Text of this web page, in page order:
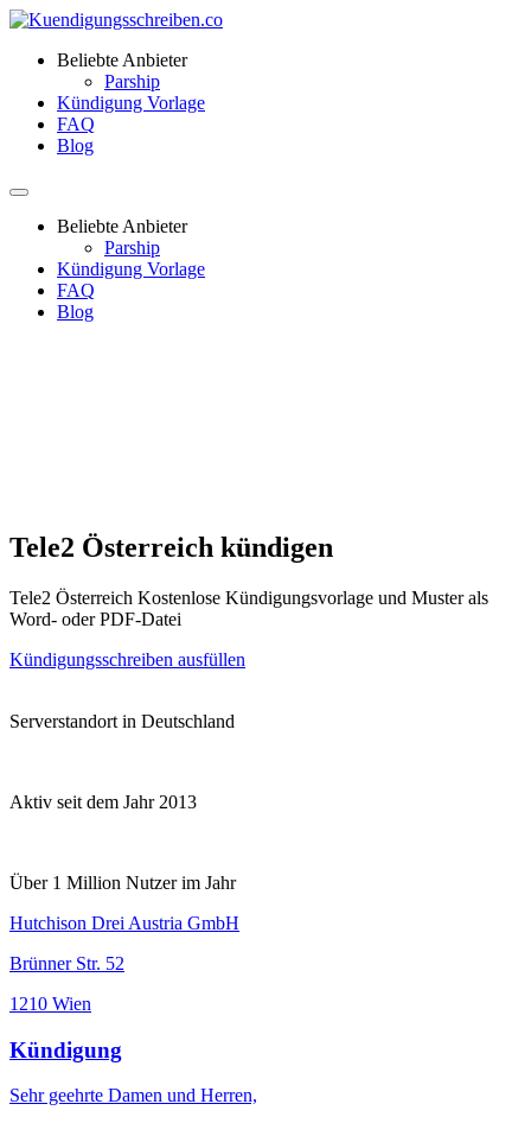
Beliebte Anbieter
Parship
Kündigung Vorlage
FAQ
Blog
Beliebte Anbieter
Parship
Kündigung Vorlage
FAQ
Blog
Tele2 Österreich kündigen
Tele2 Österreich Kostenlose Kündigungsvorlage und Muster als
Word- oder PDF-Datei
Kündigungsschreiben ausfüllen
Serverstandort in Deutschland
Aktiv seit dem Jahr 2013
Über 1 Million Nutzer im Jahr
Hutchison Drei Austria GmbH
Brünner Str. 52
1210 Wien
Kündigung
Sehr geehrte Damen und Herren,